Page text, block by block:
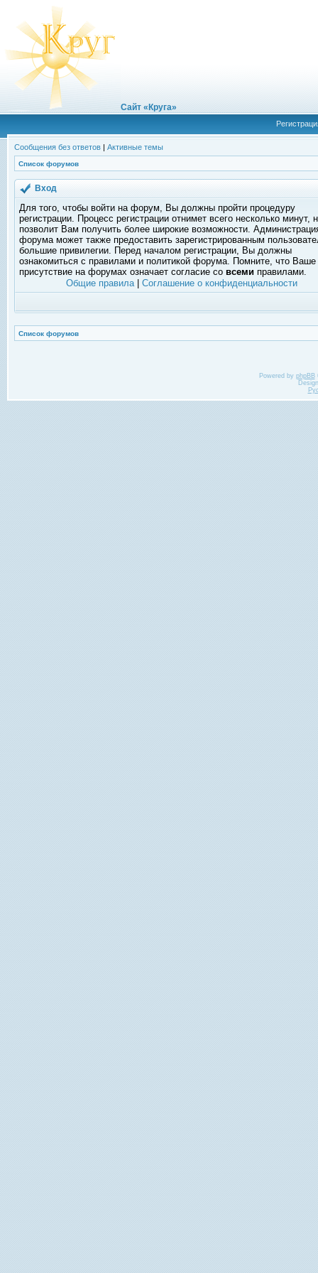
Сайт «Круга»
Сообщения без ответов | Активные темы
Список форумов
Вход
Для того, чтобы войти на форум, Вы должны пройти процедуру
регистрации. Процесс регистрации отнимет всего несколько минут,
позволит Вам получить более широкие возможности.
форума может также предоставить зарегистрированным
большие привилегии. Перед началом регистрации, Вы должны
ознакомиться с правилами и политикой форума. Помните, что Ваше
присутствие на форумах означает согласие со всеми правилами.
Общие правила| Соглашение о конфиденциальности
Список форумов
Powered by phpBB